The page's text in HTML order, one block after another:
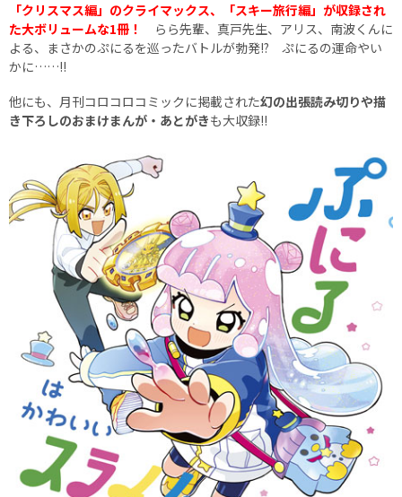
「クリスマス編」のクライマックス、「スキー旅行編」が収録され
た大ボリュームな1冊！
らら先輩、真戸先生、アリス、南波くんに
よる、まさかのぷにるを巡ったバトルが勃発!? ぷにるの運命やい
かに……!!
他にも、月刊コロコロコミックに掲載された幻の出張読み切りや描
き下ろしのおまけまんが・あとがきも大収録!!